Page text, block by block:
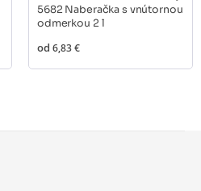
5682 Naberačka s vnútornou
odmerkou 2 l
od 6,83 €